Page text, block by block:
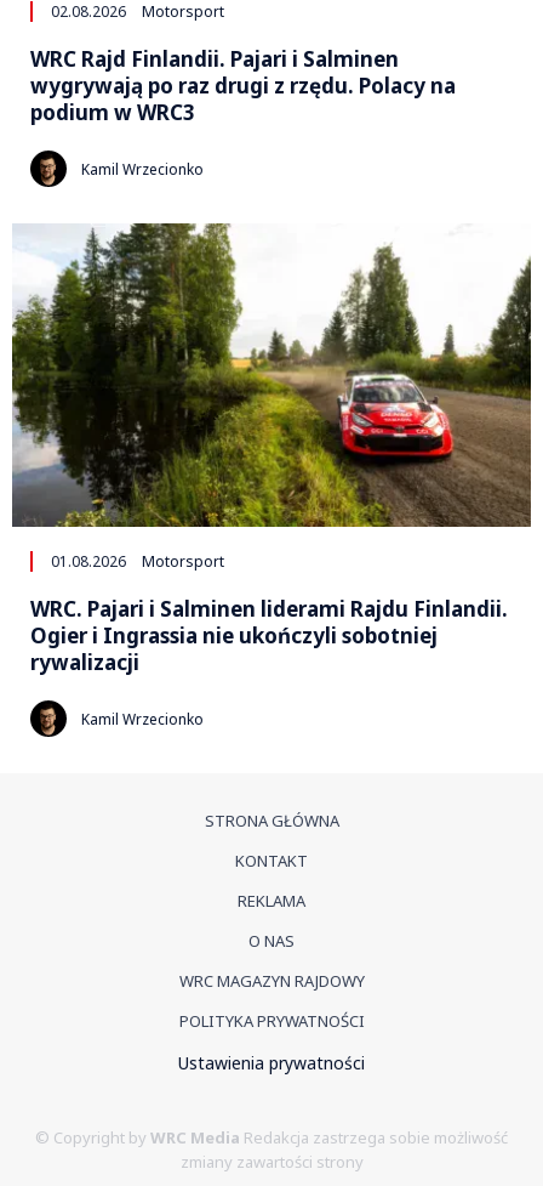
02.08.2026 Motorsport
WRC Rajd Finlandii. Pajari i Salminen
wygrywają po raz drugi z rzędu. Polacy na
podium w WRC3
Kamil Wrzecionko
01.08.2026 Motorsport
WRC. Pajari i Salminen liderami Rajdu Finlandii.
Ogier i Ingrassia nie ukończyli sobotniej
rywalizacji
Kamil Wrzecionko
STRONA GŁÓWNA
KONTAKT
REKLAMA
O NAS
WRC MAGAZYN RAJDOWY
POLITYKA PRYWATNOŚCI
Ustawienia prywatności
© Copyright by WRC Media Redakcja zastrzega sobie możliwość
zmiany zawartości strony